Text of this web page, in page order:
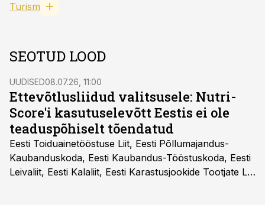
Turism
SEOTUD LOOD
UUDISED08.07.26, 11:00
Ettevõtlusliidud valitsusele: Nutri-
Score'i kasutuselevõtt Eestis ei ole
teaduspõhiselt tõendatud
Eesti Toiduainetööstuse Liit, Eesti Põllumajandus-
Kaubanduskoda, Eesti Kaubandus-Tööstuskoda, Eesti
Leivaliit, Eesti Kalaliit, Eesti Karastusjookide Tootjate Liit